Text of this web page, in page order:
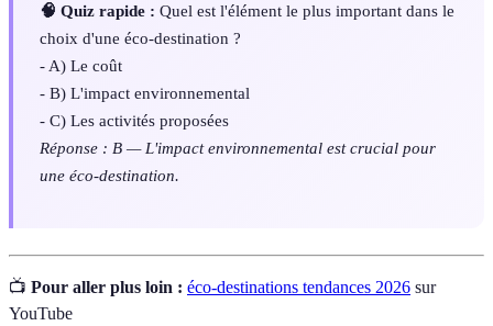
🧠 Quiz rapide : Quel est l'élément le plus important dans le
choix d'une éco-destination ?
- A) Le coût
- B) L'impact environnemental
- C) Les activités proposées
Réponse : B — L'impact environnemental est crucial pour
une éco-destination.
📺 Pour aller plus loin : éco-destinations tendances 2026 sur
YouTube